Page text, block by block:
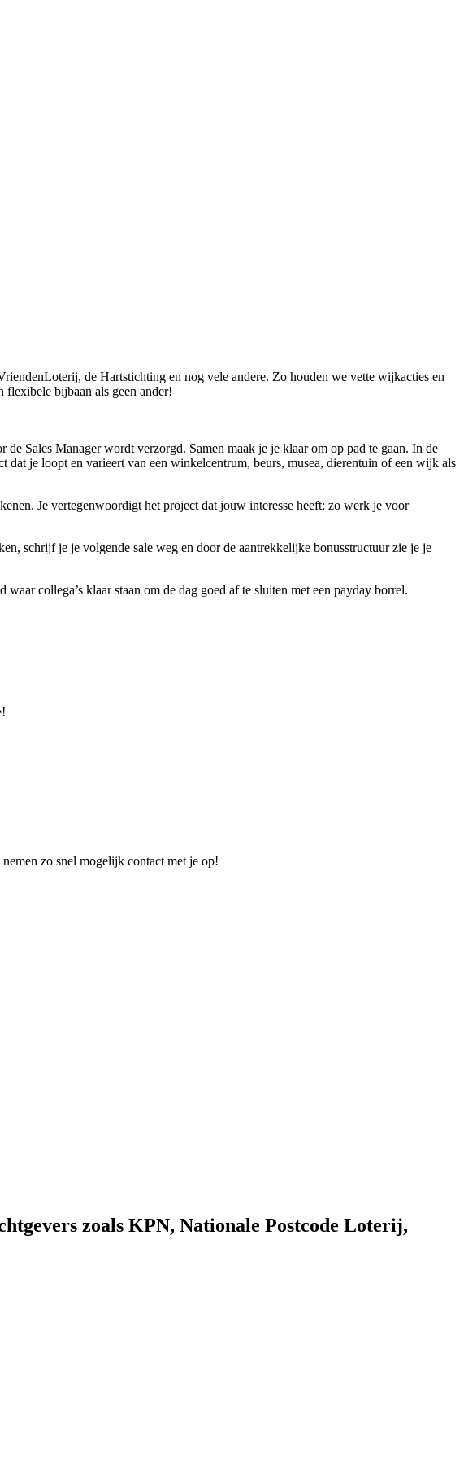
de Hartstichting en nog vele andere. Zo houden we vette wijkacties en
flexibele bijbaan als geen ander!
Sales Manager wordt verzorgd. Samen maak je je klaar om op pad te gaan. In de
je loopt en varieert van een winkelcentrum, beurs, musea, dierentuin of een wijk als
Je vertegenwoordigt het project dat jouw interesse heeft; zo werk je voor
schrijf je je volgende sale weg en door de aantrekkelijke bonusstructuur zie je je
collega’s klaar staan om de dag goed af te sluiten met een payday borrel.
zo snel mogelijk contact met je op!
zoals KPN, Nationale Postcode Loterij,